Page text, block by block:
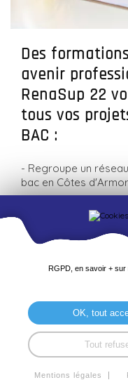
Des
avenir
RenaSup 22
tous vos
BAC :
- Regroupe un
bac en Côtes d'Armor
- Soutient les
portées par un
- Accompagne les
leur projet
- Favorise la
(stages, poursuites
- Participe à
réorientation au
(parcours
RGPD, en savoir + sur
OK, tout
Tout
Mentions légales